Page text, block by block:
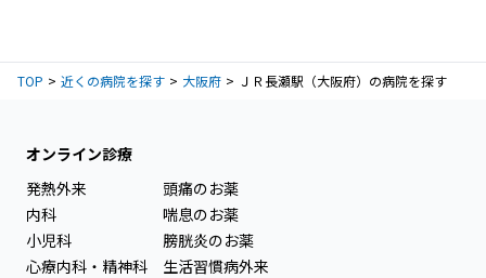
TOP 近くの病院を探す 大阪府 ＪＲ長瀬駅（大阪府）の病院を探す
オンライン診療
発熱外来
内科
小児科
心療内科・精神科
頭痛のお薬
喘息のお薬
膀胱炎のお薬
生活習慣病外来